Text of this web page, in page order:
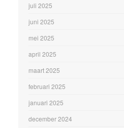
juli 2025
juni 2025
mei 2025
april 2025
maart 2025
februari 2025
januari 2025
december 2024